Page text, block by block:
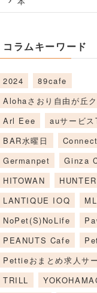
コラムキーワード
2024
89cafe
Alohaさおり自由が丘
Arl Eee
auサービ
BAR水曜日
Germanpet
Ginza
HITOWAN
HUNTER
LANTIQUE IOQ
NoPet(S)NoLife
PEANUTS Cafe
Pettieおまとめ求人サ
TRILL